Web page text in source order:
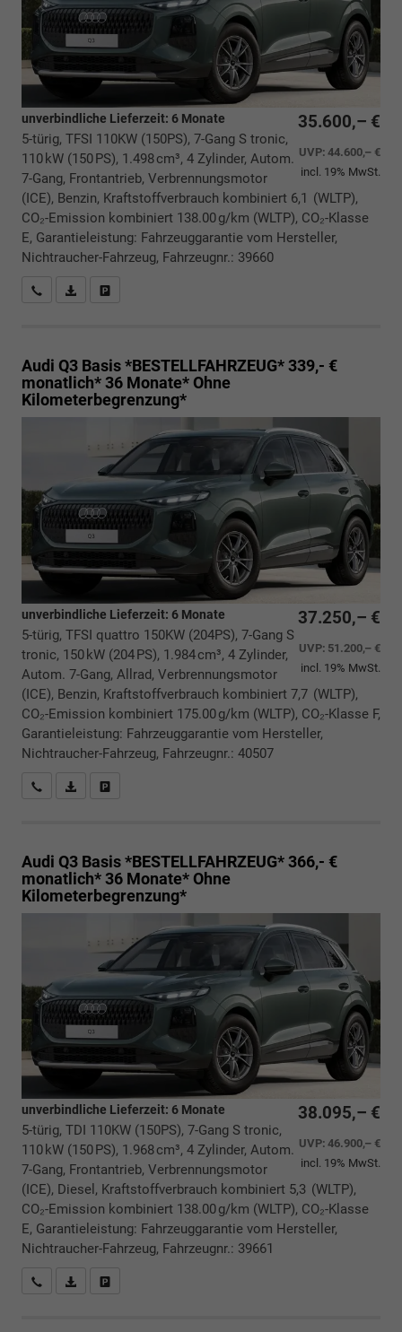
35.600,– €
UVP:44.600,– €
incl. 19% MwSt.
unverbindliche Lieferzeit: 6 Monate
5-türig, TFSI 110KW (150PS), 7-Gang S tronic,
110 kW (150 PS), 1.498 cm³, 4 Zylinder, Autom.
7-Gang, Frontantrieb, Verbrennungsmotor
(ICE), Benzin, Kraftstoffverbrauch kombiniert 6,1 (WLTP),
CO₂-Emission kombiniert 138.00 g/km (WLTP), CO₂-Klasse
E, Garantieleistung: Fahrzeuggarantie vom Hersteller,
Nichtraucher-Fahrzeug, Fahrzeugnr.: 39660
Rückrufbitte absenden
PDF-Datei, Fahrzeugexposé drucken
Audi Q3 Basis *BESTELLFAHRZEUG* 339,- €
monatlich* 36 Monate* Ohne
Kilometerbegrenzung*
37.250,– €
UVP: 51.200,– €
incl. 19% MwSt.
unverbindliche Lieferzeit: 6 Monate
5-türig, TFSI quattro 150KW (204PS), 7-Gang S
tronic, 150 kW (204 PS), 1.984 cm³, 4 Zylinder,
Autom. 7-Gang, Allrad, Verbrennungsmotor
(ICE), Benzin, Kraftstoffverbrauch kombiniert 7,7 (WLTP),
CO₂-Emission kombiniert 175.00 g/km (WLTP), CO₂-Klasse F,
Garantieleistung: Fahrzeuggarantie vom Hersteller,
Nichtraucher-Fahrzeug, Fahrzeugnr.: 40507
Rückrufbitte absenden
PDF-Datei, Fahrzeugexposé drucken
Audi Q3 Basis *BESTELLFAHRZEUG* 366,- €
monatlich* 36 Monate* Ohne
Kilometerbegrenzung*
38.095,– €
UVP:46.900,– €
incl. 19% MwSt.
unverbindliche Lieferzeit: 6 Monate
5-türig, TDI 110KW (150PS), 7-Gang S tronic,
110 kW (150 PS), 1.968 cm³, 4 Zylinder, Autom.
7-Gang, Frontantrieb, Verbrennungsmotor
(ICE), Diesel, Kraftstoffverbrauch kombiniert 5,3 (WLTP),
CO₂-Emission kombiniert 138.00 g/km (WLTP), CO₂-Klasse
E, Garantieleistung: Fahrzeuggarantie vom Hersteller,
Nichtraucher-Fahrzeug, Fahrzeugnr.: 39661
Rückrufbitte absenden
PDF-Datei, Fahrzeugexposé drucken